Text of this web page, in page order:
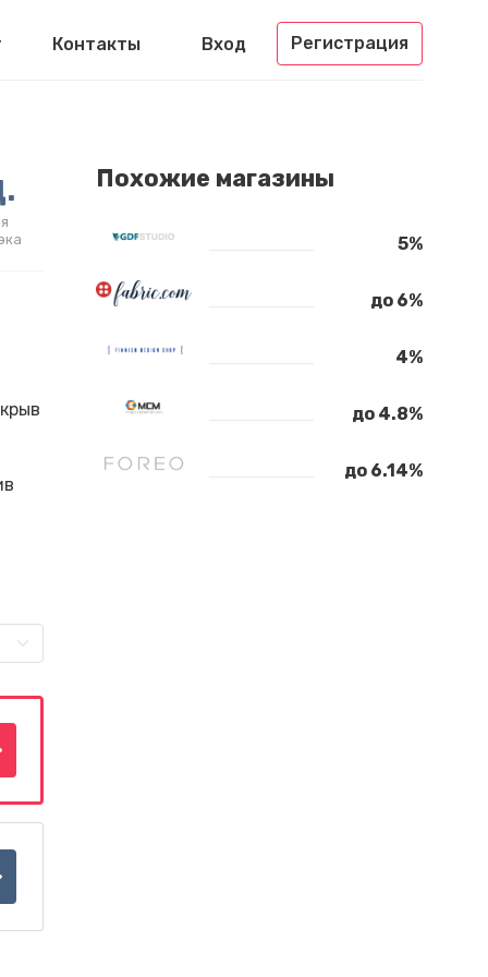
Контакты Вход Регистрация
Похожие магазины
5%
до 6%
4%
до 4.8%
до 6.14%